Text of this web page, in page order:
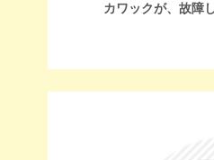
カワックが、故障